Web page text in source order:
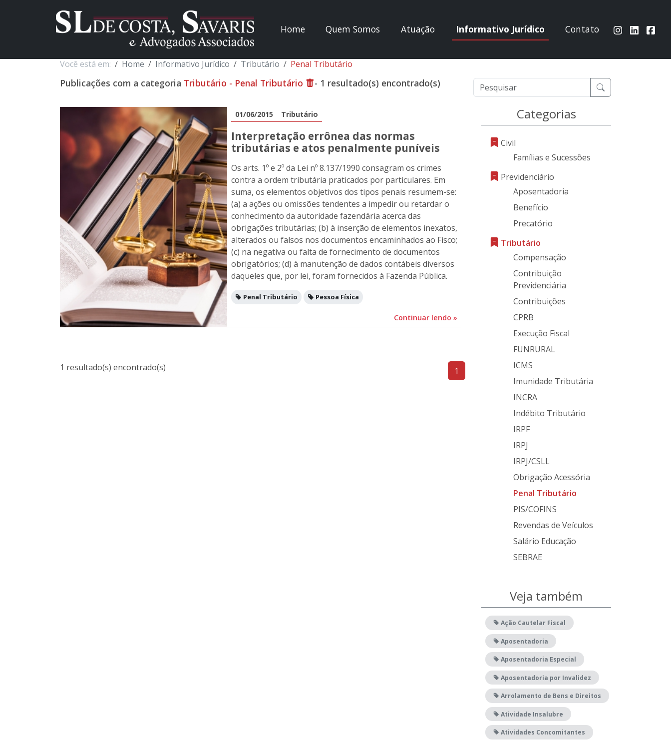
Home Quem Somos Atuação Informativo Jurídico Contato
Você está em: Home Informativo Jurídico Tributário Penal Tributário
Publicações com a categoria Tributário - Penal Tributário - 1 resultado(s) encontrado(s)
01/06/2015 Tributário
Interpretação errônea das normas
tributárias e atos penalmente puníveis
Os arts. 1º e 2º da Lei nº 8.137/1990 consagram os crimes
contra a ordem tributária praticados por particulares. Em
suma, os elementos objetivos dos tipos penais resumem-se:
(a) a ações ou omissões tendentes a impedir ou retardar o
conhecimento da autoridade fazendária acerca das
obrigações tributárias; (b) à inserção de elementos inexatos,
alterados ou falsos nos documentos encaminhados ao Fisco;
(c) na negativa ou falta de fornecimento de documentos
obrigatórios; (d) à manutenção de dados contábeis diversos
daqueles que, por lei, foram fornecidos à Fazenda Pública.
Penal Tributário Pessoa Física
Continuar lendo »
1 resultado(s) encontrado(s) 1
Categorias
Civil
Famílias e Sucessões
Previdenciário
Aposentadoria
Benefício
Precatório
Tributário
Compensação
Contribuição
Previdenciária
Contribuições
CPRB
Execução Fiscal
FUNRURAL
ICMS
Imunidade Tributária
INCRA
Indébito Tributário
IRPF
IRPJ
IRPJ/CSLL
Obrigação Acessória
Penal Tributário
PIS/COFINS
Revendas de Veículos
Salário Educação
SEBRAE
Veja também
Ação Cautelar Fiscal
Aposentadoria
Aposentadoria Especial
Aposentadoria por Invalidez
Arrolamento de Bens e Direitos
Atividade Insalubre
Atividades Concomitantes